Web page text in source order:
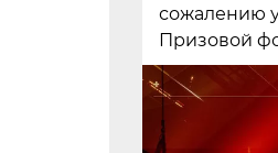
сожалению
Призовой